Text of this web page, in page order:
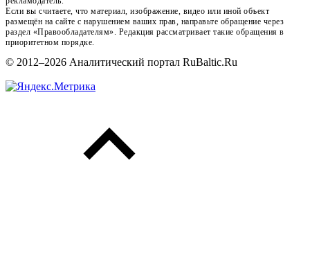
Если вы считаете, что материал, изображение, видео или иной объект
размещён на сайте с нарушением ваших прав, направьте обращение через
раздел «Правообладателям». Редакция рассматривает такие обращения в
приоритетном порядке.
© 2012–2026 Аналитический портал RuBaltic.Ru